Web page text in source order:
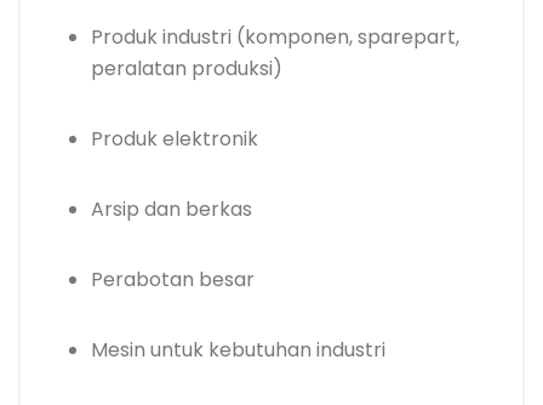
Produk industri (komponen, sparepart,
peralatan produksi)
Produk elektronik
Arsip dan berkas
Perabotan besar
Mesin untuk kebutuhan industri